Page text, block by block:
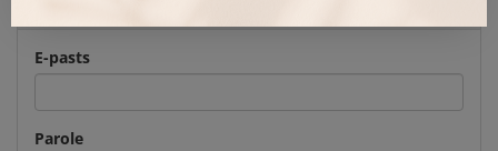
E-pasts
Parole